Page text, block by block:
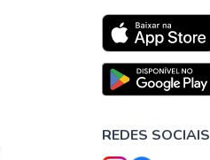
REDES SOCIAIS